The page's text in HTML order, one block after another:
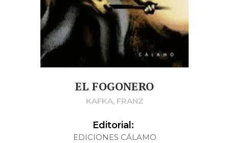
EL FOGONERO
KAFKA, FRANZ
Editorial:
EDICIONES CÁLAMO